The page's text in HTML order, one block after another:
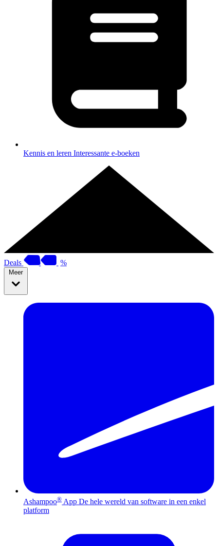
Kennis en leren Interessante e-boeken
Deals %
Meer
Ashampoo® App De hele wereld van software in een enkel
platform